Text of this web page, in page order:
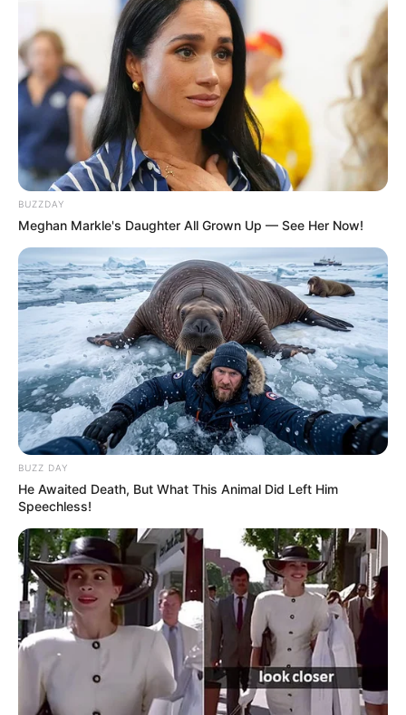
Le Pronostic PMU du Quinté du jour en 7
chevaux du GRAND PRIX DE LA VILLE DE
CABOURG
1er: 1 HERADAMES
2ème: 10 FIESTA DU BELVER
3ème: 16 HAPPY VALLEY
BUZZDAY
Meghan Markle's Daughter All Grown Up — See Her Now!
BUZZ DAY
He Awaited Death, But What This Animal Did Left Him
Speechless!